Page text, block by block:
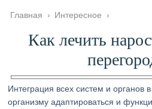
Главная › Интересное ›
Как лечить
Интеграция всех систем и органов
организму адаптироваться и